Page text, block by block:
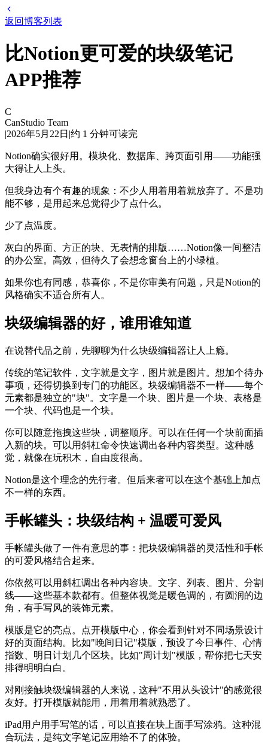
返回博客列表
比Notion更可爱的块级笔记
APP推荐
C
CanStudio Team
|2026年5月22日 |约 1 分钟可读完
Notion确实很好用。模块化、数据库、跨页面引用——功能强
大得让人上头。
但我身边有个有趣的现象：不少人用着用着就放弃了。不是功
能不够，是用起来总觉得少了点什么。
少了点温度。
灰白的界面、方正的块、无表情的排版……Notion像一间整洁
的办公室。高效，但待久了会想念窗台上的小绿植。
如果你也有同感，恭喜你，不是你审美有问题，只是Notion的
风格确实不适合所有人。
块级编辑器的好，谁用谁知道
在说替代品之前，先聊聊为什么块级编辑器让人上瘾。
传统的笔记软件，文字就是文字，图片就是图片。想加个待办
事项，还得切换到专门的功能区。块级编辑器不一样——每个
元素都是独立的"块"。文字是一个块、图片是一个块、表格是
一个块、代码也是一个块。
你可以随意拖拽这些块，调整顺序。可以在任何一个块前面插
入新的块。可以用斜杠命令快速调出各种内容类型。这种感
觉，就像在玩积木，自由度很高。
Notion是这个理念的先行者。但后来者可以在这个基础上加点
不一样的东西。
手帐罐头：块级结构 + 温暖可爱风
手帐罐头做了一件有意思的事：把块级编辑器的灵活性和手帐
的可爱风格结合起来。
你依然可以用斜杠调出各种内容块。文字、列表、图片、分割
线——这些基本款都有。但整体视觉是暖色调的，有圆润的边
角，有手写风的装饰元素。
模版是它的亮点。点开模版中心，你会看到针对不同场景设计
好的页面结构。比如"晚间日记"模版，预设了今日事件、心情
指数、明日计划几个区块。比如"周计划"模版，帮你把七天安
排得明明白白。
对刚接触块级编辑器的人来说，这种"不用从头设计"的感觉很
友好。打开模版就能用，用着用着就熟悉了。
iPad用户用手写笔的话，可以直接在块上面手写涂鸦。这种混
合玩法，是纯文字笔记应用给不了的体验。